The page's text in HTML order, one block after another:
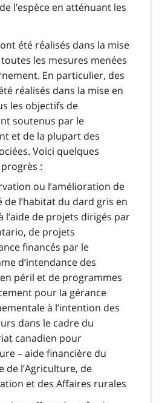
l’espèce en atténuant les
été réalisés dans la mise
les mesures menées
En particulier, des
réalisés dans la mise en
les objectifs de
soutenus par le
et de la plupart des
Voici quelques
:
ou l’amélioration de
de l’habitat du dard gris en
l’aide de projets dirigés par
de projets
financés par le
d’intendance des
péril et de programmes
pour la gérance
à l’intention des
dans le cadre du
canadien pour
– aide financière du
de l’Agriculture, de
et des Affaires rurales